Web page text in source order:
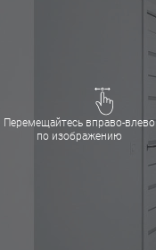
Перемещайтесь вправо-влево
по изображению